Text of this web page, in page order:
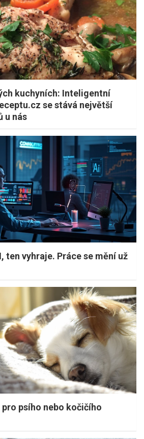
kuchyních: Inteligentní
se stává největší
u nás
ten vyhraje. Práce se mění už
psího nebo kočičího